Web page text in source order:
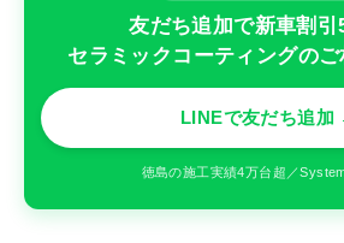
友だち追加で新車割引
セラミックコーティングの
LINEで友だち追加
徳島の施工実績4万台超／